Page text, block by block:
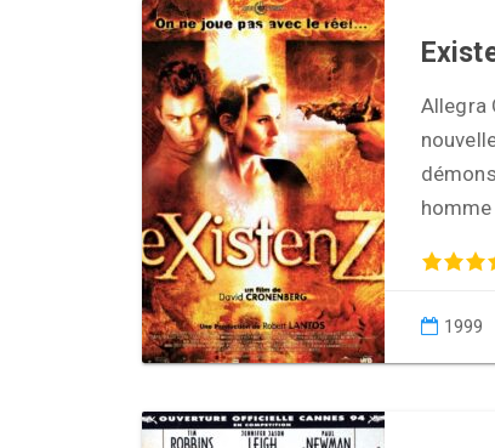
Allegra
1999